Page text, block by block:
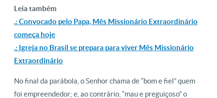
Leia também
.: Convocado pelo Papa, Mês Missionário Extraordinário
começa hoje
.: Igreja no Brasil se prepara para viver Mês Missionário
Extraordinário
No final da parábola, o Senhor chama de “bom e fiel” quem
foi empreendedor; e, ao contrário, “mau e preguiçoso” o